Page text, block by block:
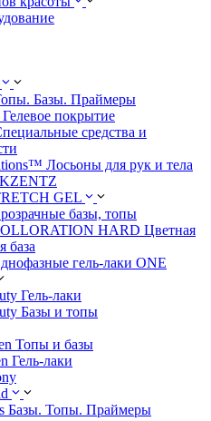
Базы. Праймеры
Гелевое покрытие
средства и
Лосьоны для рук и тела
GEL
базы, топы
HARD Цветная
база
гель-лаки ONE
Гель-лаки
Базы и топы
Топы и базы
Гель-лаки
Базы. Топы. Праймеры